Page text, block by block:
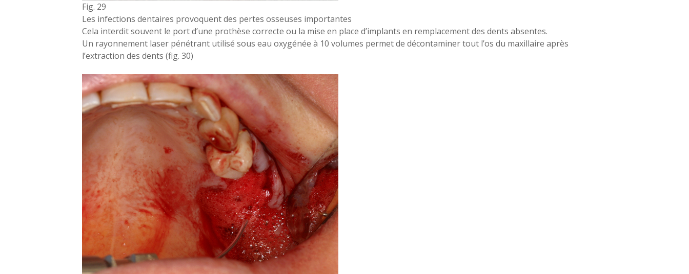
Fig. 29
Les infections dentaires provoquent des pertes osseuses importantes
Cela interdit souvent le port d’une prothèse correcte ou la mise en place d’implants en remplacement des dents absentes.
Un rayonnement laser pénétrant utilisé sous eau oxygénée à 10 volumes permet de décontaminer tout l’os du maxillaire après
l’extraction des dents (fig. 30)